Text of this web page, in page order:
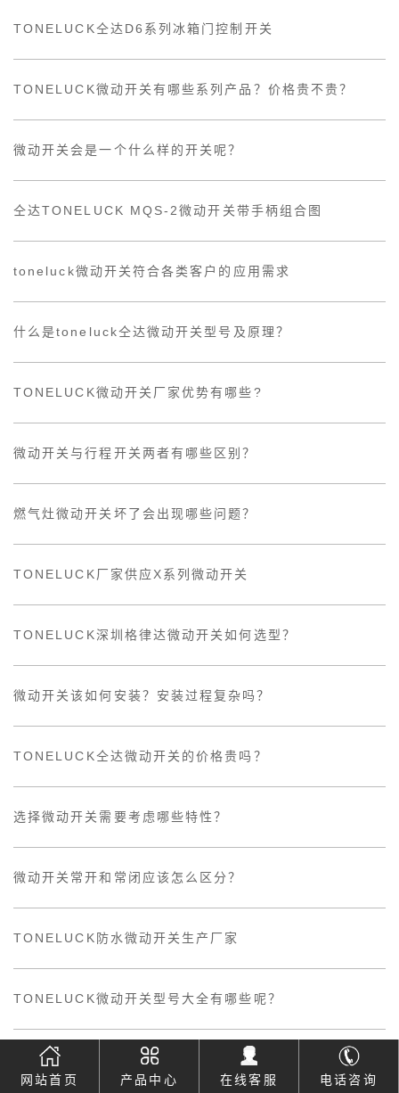
TONELUCK仝达D6系列冰箱门控制开关
TONELUCK微动开关有哪些系列产品？价格贵不贵？
微动开关会是一个什么样的开关呢？
仝达TONELUCK MQS-2微动开关带手柄组合图
toneluck微动开关符合各类客户的应用需求
什么是toneluck仝达微动开关型号及原理？
TONELUCK微动开关厂家优势有哪些?
微动开关与行程开关两者有哪些区别？
燃气灶微动开关坏了会出现哪些问题？
TONELUCK厂家供应X系列微动开关
TONELUCK深圳格律达微动开关如何选型？
微动开关该如何安装？安装过程复杂吗？
TONELUCK仝达微动开关的价格贵吗？
选择微动开关需要考虑哪些特性？
微动开关常开和常闭应该怎么区分？
TONELUCK防水微动开关生产厂家
TONELUCK微动开关型号大全有哪些呢？
自锁按键开关的原理以及特点
网站首页
产品中心 在线客服 电话咨询